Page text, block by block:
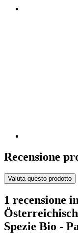
Recensione
Valuta questo prodotto
1 recensione
Spezie Bio -